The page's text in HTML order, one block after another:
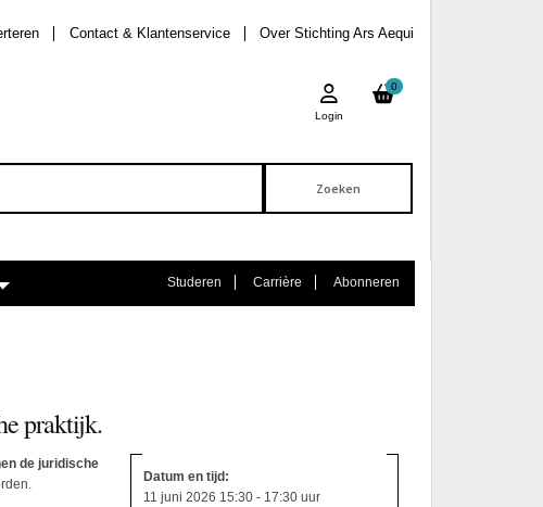
Over Stichting Ars Aequi
Contact & Klantenservice
0
Login
Studeren Carrière Abonneren
praktijk.
Datum en tijd:
11 juni 2026 15:30 - 17:30 uur
de juridische